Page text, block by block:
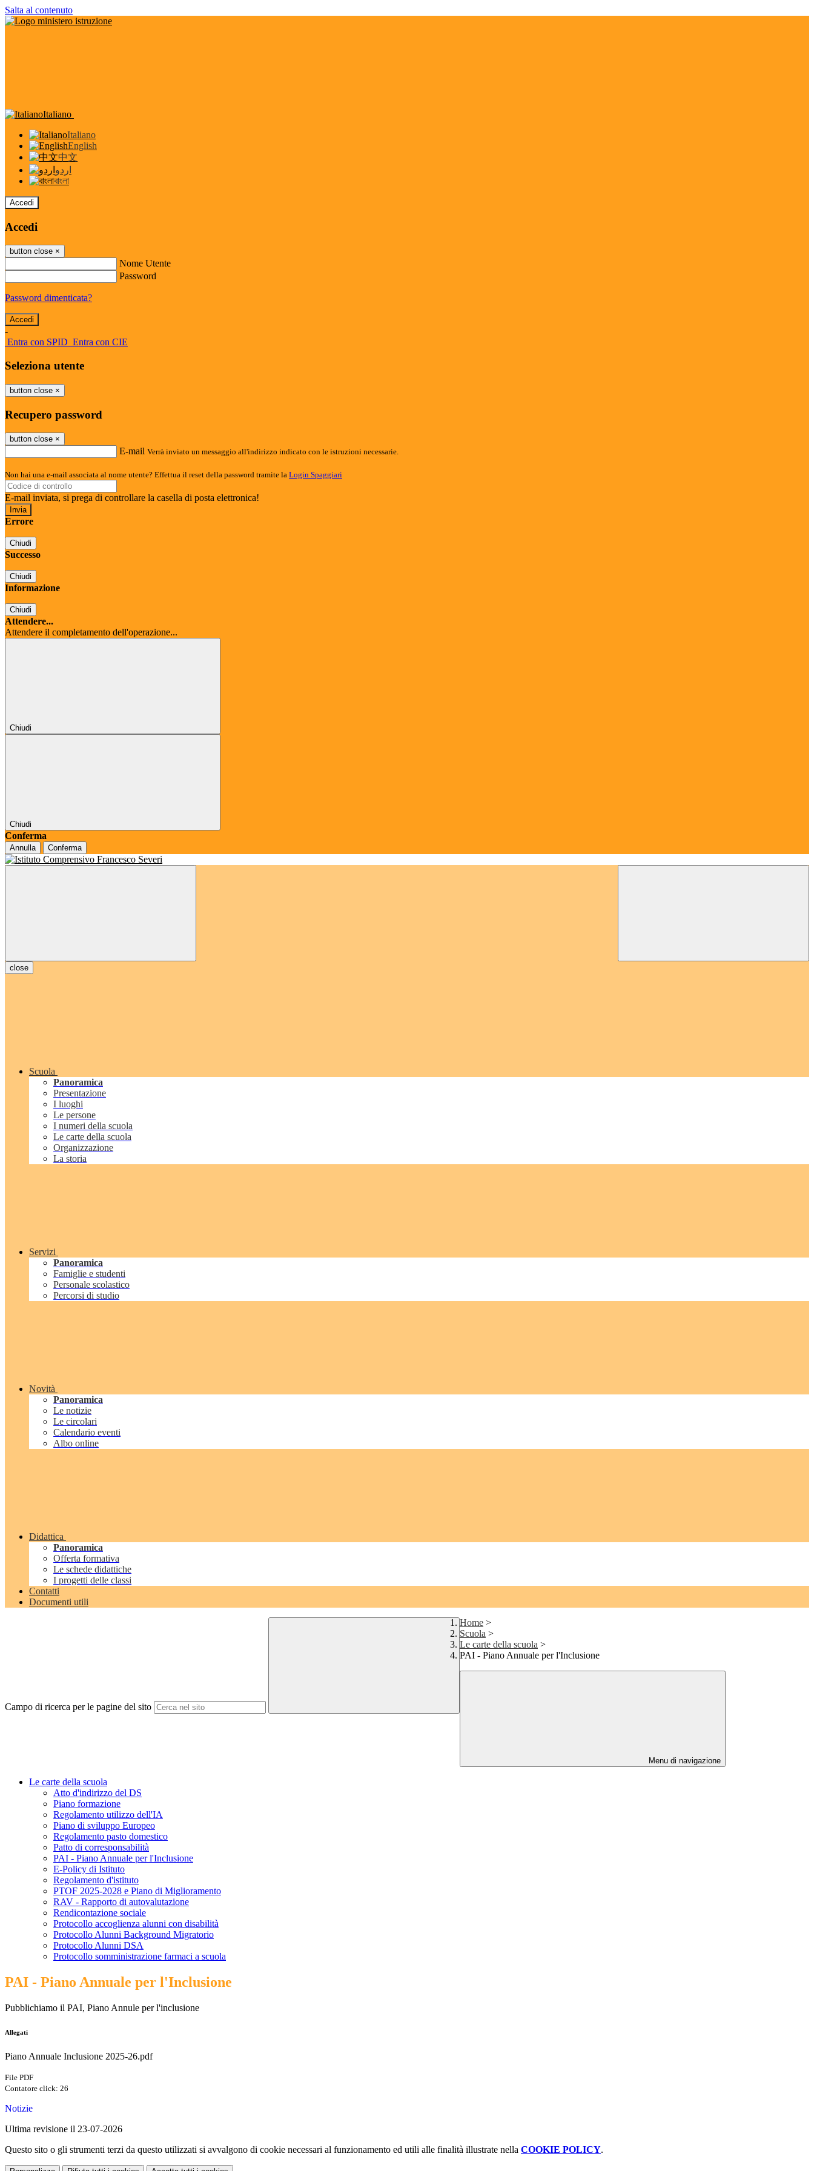
Salta al contenuto
Italiano
Italiano
English
中文
اردو
বাংলা
Accedi
Accedi
button close ×
Nome Utente
Password
Password dimenticata?
-
Entra con SPID Entra con CIE
Seleziona utente
button close ×
Recupero password
button close ×
E-mail Verrà inviato un messaggio all'indirizzo indicato con le istruzioni necessarie.
Non hai una e-mail associata al nome utente? Effettua il reset della password tramite la Login Spaggiari
E-mail inviata, si prega di controllare la casella di posta elettronica!
Errore
Chiudi
Successo
Chiudi
Informazione
Chiudi
Attendere...
Attendere il completamento dell'operazione...
Chiudi
Chiudi
Conferma
Annulla Conferma
close
Scuola
Panoramica
Presentazione
I luoghi
Le persone
I numeri della scuola
Le carte della scuola
Organizzazione
La storia
Servizi
Panoramica
Famiglie e studenti
Personale scolastico
Percorsi di studio
Novità
Panoramica
Le notizie
Le circolari
Calendario eventi
Albo online
Didattica
Panoramica
Offerta formativa
Le schede didattiche
I progetti delle classi
Contatti
Documenti utili
Campo di ricerca per le pagine del sito
Home >
Scuola >
Le carte della scuola >
PAI - Piano Annuale per l'Inclusione
Menu di navigazione
Le carte della scuola
Atto d'indirizzo del DS
Piano formazione
Regolamento utilizzo dell'IA
Piano di sviluppo Europeo
Regolamento pasto domestico
Patto di corresponsabilità
PAI - Piano Annuale per l'Inclusione
E-Policy di Istituto
Regolamento d'istituto
PTOF 2025-2028 e Piano di Miglioramento
RAV - Rapporto di autovalutazione
Rendicontazione sociale
Protocollo accoglienza alunni con disabilità
Protocollo Alunni Background Migratorio
Protocollo Alunni DSA
Protocollo somministrazione farmaci a scuola
PAI - Piano Annuale per l'Inclusione
Pubblichiamo il PAI, Piano Annule per l'inclusione
Allegati
Piano Annuale Inclusione 2025-26.pdf
File PDF
Contatore click: 26
Notizie
Ultima revisione il 23-07-2026
Questo sito o gli strumenti terzi da questo utilizzati si avvalgono di cookie necessari al funzionamento ed utili alle finalità illustrate nella COOKIE POLICY.